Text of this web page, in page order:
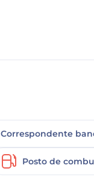
Correspondente
Posto de